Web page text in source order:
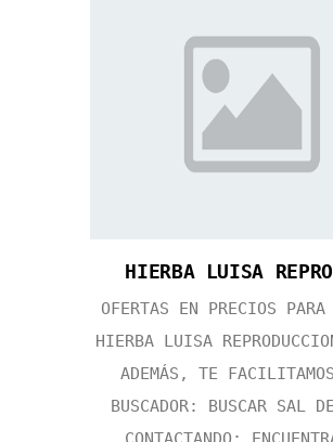
HIERBA LUISA
OFERTAS EN PRECIOS PARA
HIERBA LUISA
ADEMÁS, TE
BUSCADOR: BUSCAR SAL